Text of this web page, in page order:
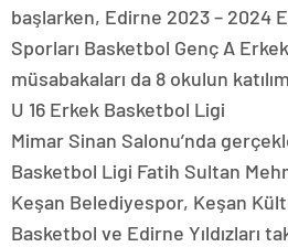
başlarken, Edirne 2023 – 2024
Sporları Basketbol Genç A
müsabakaları da 8 okulun
U 16 Erkek Basketbol Ligi
Mimar Sinan Salonu’nda
Basketbol Ligi Fatih Sultan
Keşan Belediyespor, Keşan
Basketbol ve Edirne Yıldızları